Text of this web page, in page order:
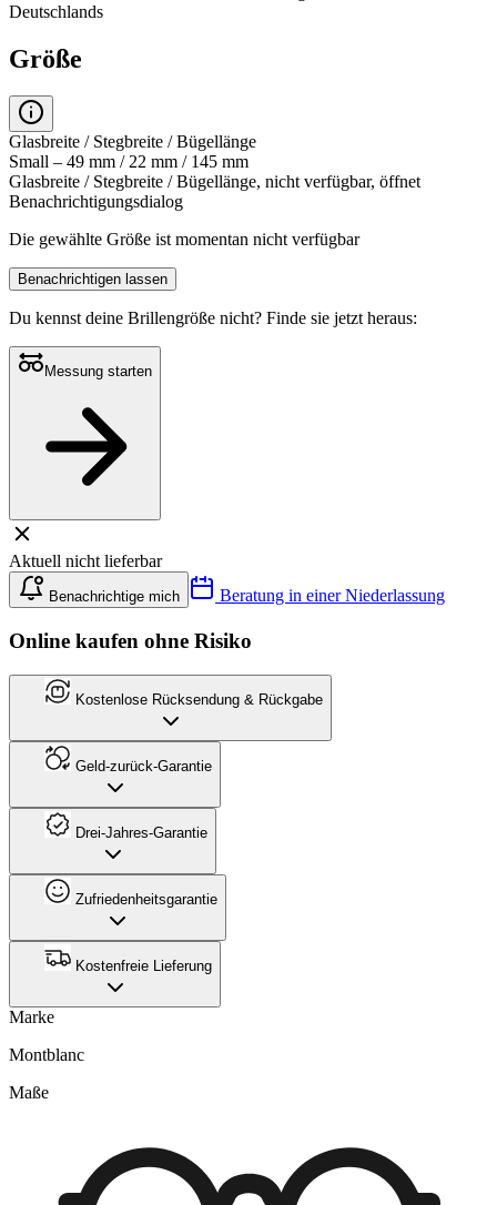
Deutschlands
Größe
Glasbreite / Stegbreite / Bügellänge
Small – 49 mm / 22 mm / 145 mm
Glasbreite / Stegbreite / Bügellänge, nicht verfügbar, öffnet
Benachrichtigungsdialog
Die gewählte Größe ist momentan nicht verfügbar
Benachrichtigen lassen
Du kennst deine Brillengröße nicht? Finde sie jetzt heraus:
Messung starten
Aktuell nicht lieferbar
Benachrichtige mich Beratung in einer Niederlassung
Online kaufen ohne Risiko
Kostenlose Rücksendung & Rückgabe
Geld-zurück-Garantie
Drei-Jahres-Garantie
Zufriedenheitsgarantie
Kostenfreie Lieferung
Marke
Montblanc
Maße